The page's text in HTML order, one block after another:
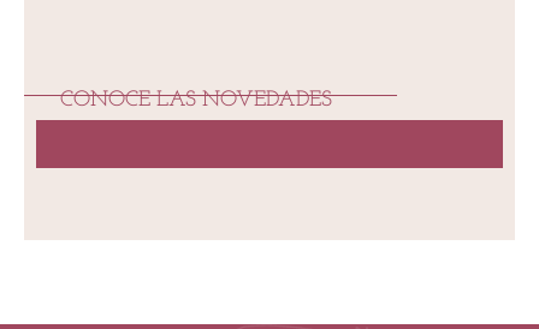
CONOCE LAS NOVEDADES